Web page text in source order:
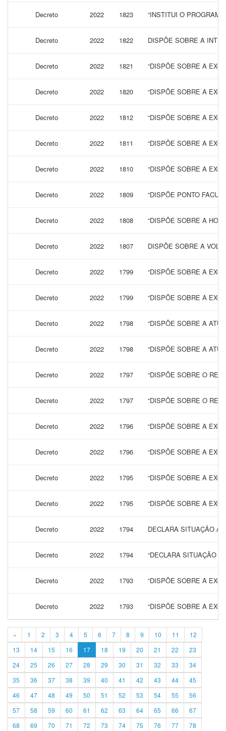
Decreto 2022 1823 “INSTITUI O
Decreto 2022 1822 DISPÕE SOBRE A
Decreto 2022 1821 “DISPÕE SOBRE A
Decreto 2022 1820 “DISPÕE SOBRE A
Decreto 2022 1812 “DISPÕE SOBRE A
Decreto 2022 1811 “DISPÕE SOBRE A
Decreto 2022 1810 “DISPÕE SOBRE A
Decreto 2022 1809 “DISPÕE PONTO
Decreto 2022 1808 “DISPÕE SOBRE A
Decreto 2022 1807 DISPÕE SOBRE A
Decreto 2022 1799 “DISPÕE SOBRE A
Decreto 2022 1799 “DISPÕE SOBRE A
Decreto 2022 1798 “DISPÕE SOBRE A
Decreto 2022 1798 “DISPÕE SOBRE A
Decreto 2022 1797 “DISPÕE SOBRE O
Decreto 2022 1797 “DISPÕE SOBRE O
Decreto 2022 1796 “DISPÕE SOBRE A
Decreto 2022 1796 “DISPÕE SOBRE A
Decreto 2022 1795 “DISPÕE SOBRE A
Decreto 2022 1795 “DISPÕE SOBRE A
Decreto 2022 1794 DECLARA SITUAÇÃO
Decreto 2022 1794 “DECLARA SITUAÇÃO
Decreto 2022 1793 “DISPÕE SOBRE A
Decreto 2022 1793 “DISPÕE SOBRE A
« 1 2 3 4 5 6 7 8 9 10 11
12
13
14 15 16 17 18 19 20 21 22
23
24
25 26 27 28 29 30 31 32 33
34
35
36 37 38 39 40 41 42 43 44
45
46
47 48 49 50 51 52 53 54 55
56
57
58 59 60 61 62 63 64 65 66
67
68
69 70 71 72 73 74 75 76 77 78